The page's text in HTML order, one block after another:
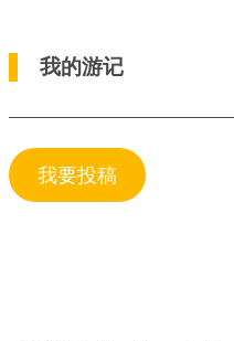
我的游记
我要投稿